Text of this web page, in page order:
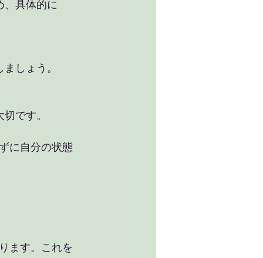
しょう。
です。
に自分の状態
ます。これを